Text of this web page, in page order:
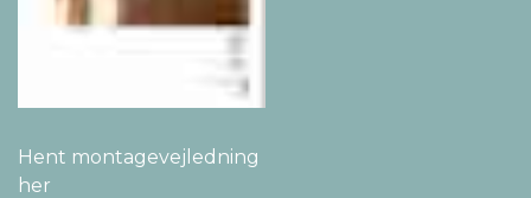
Hent montage­vejledning
her